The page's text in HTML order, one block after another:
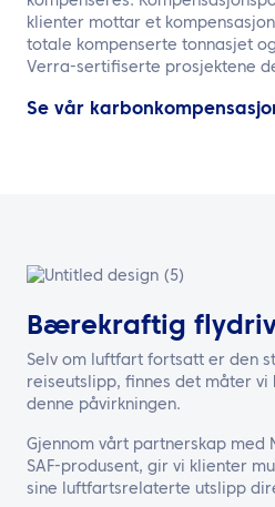
klienter mottar et
totale kompenserte tonnasjet
Verra-sertifiserte prosjektene
Se vår
Bærekraftig
Selv om luftfart fortsatt er den
reiseutslipp, finnes det måter vi
denne påvirkningen.
Gjennom vårt partnerskap med
SAF-produsent, gir vi klienter
sine luftfartsrelaterte utslipp